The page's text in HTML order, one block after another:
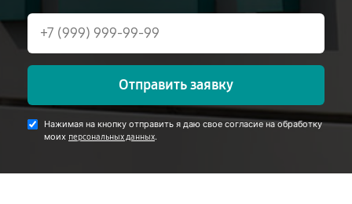
Отправить заявку
Нажимая на кнопку отправить я даю свое согласие на обработку
моих персональных данных.